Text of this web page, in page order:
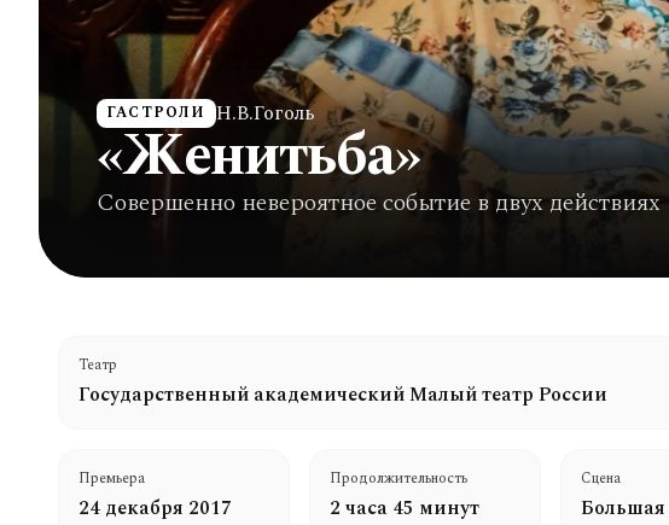
ГАСТРОЛИ Н.В.Гоголь
«Женитьба»
Совершенно невероятное событие в двух действиях
Театр
Государственный академический Малый театр России
Премьера
24 декабря 2017
Продолжительность
2 часа 45 минут
Сцена
Большая